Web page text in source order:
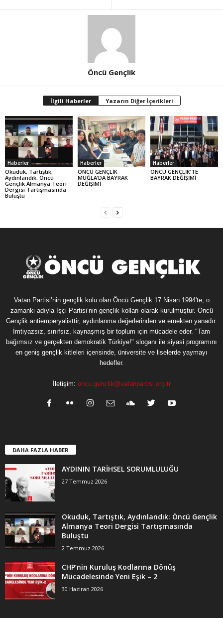
Öncü Gençlik
İlgili Haberler Yazarın Diğer İçerikleri
Haberler
Okuduk, Tartıştık,
Aydınlandık: Öncü
Gençlik Almanya Teori
Dergisi Tartışmasında
Buluştu
Haberler
ÖNCÜ GENÇLİK
MUĞLA’DA BAYRAK
DEĞİŞİMİ
Haberler
ÖNCÜ GENÇLİK’TE
BAYRAK DEĞİŞİMİ
Vatan Partisi’nin gençlik kolu olan Öncü Gençlik 17 Nisan 1994'te, o
zamanki adıyla İşçi Partisi’nin gençlik kolları olarak kurulmuştur. Öncü
Gençlik antiemperyalisttir, aydınlanma değerlerinden ve emekten yanadır.
İmtiyazsız, sınıfsız, kaynaşmış bir toplum için mücadele eder. "Tam
bağımsız ve gerçekten demokratik Türkiye!" sloganı ile siyasi programını
en geniş gençlik kitleleri içerisinde, üniversite ve liselerde yaymayı
hedefler.
İletişim: oncu.genclik@vatanpartisi.org.tr
DAHA FAZLA HABER
AYDININ TARİHSEL SORUMLULUĞU
27 Temmuz 2026
Okuduk, Tartıştık, Aydınlandık: Öncü Gençlik
Almanya Teori Dergisi Tartışmasında
Buluştu
2 Temmuz 2026
CHP’nin Kuruluş Kodlarına Dönüş
Mücadelesinde Yeni Eşik – 2
30 Haziran 2026